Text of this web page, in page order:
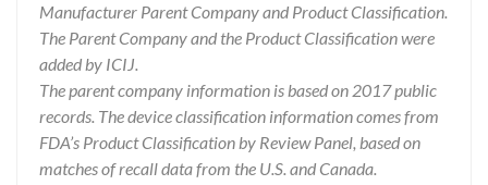
Manufacturer Parent Company and Product Classification.
The Parent Company and the Product Classification were
added by ICIJ.
The parent company information is based on 2017 public
records. The device classification information comes from
FDA’s Product Classification by Review Panel, based on
matches of recall data from the U.S. and Canada.